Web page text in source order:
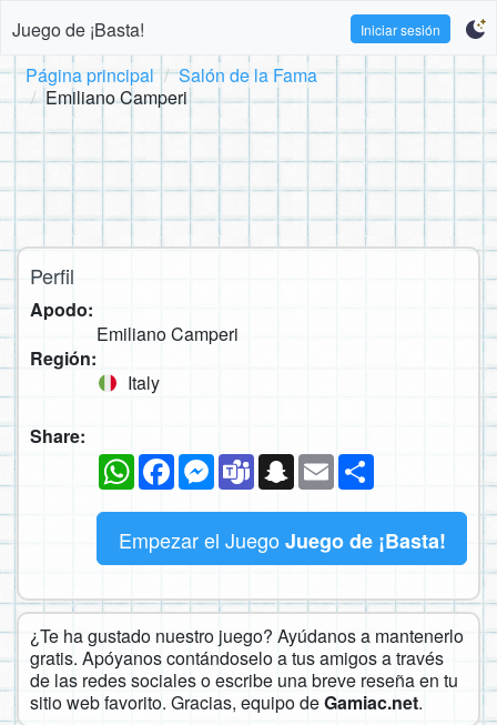
Juego de ¡Basta! Iniciar sesión
Página principal
Salón de la Fama
Emiliano Camperi
Perfil
Apodo:
Emiliano Camperi
Región:
Italy
Share:
WhatsAppFacebookMessenger
TeamsSnapchat
Email
Empezar el Juego Juego de ¡Basta!
¿Te ha gustado nuestro juego? Ayúdanos a mantenerlo
gratis. Apóyanos contándoselo a tus amigos a través
de las redes sociales o escribe una breve reseña en tu
sitio web favorito. Gracias, equipo deGamiac.net.